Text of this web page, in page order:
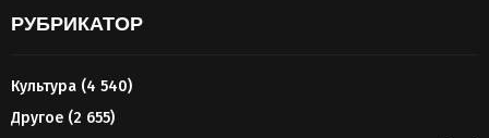
РУБРИКАТОР
Культура (4 540)
Другое (2 655)